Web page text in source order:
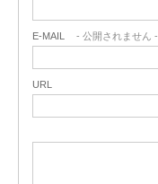
E-MAIL - 公開されません -
URL